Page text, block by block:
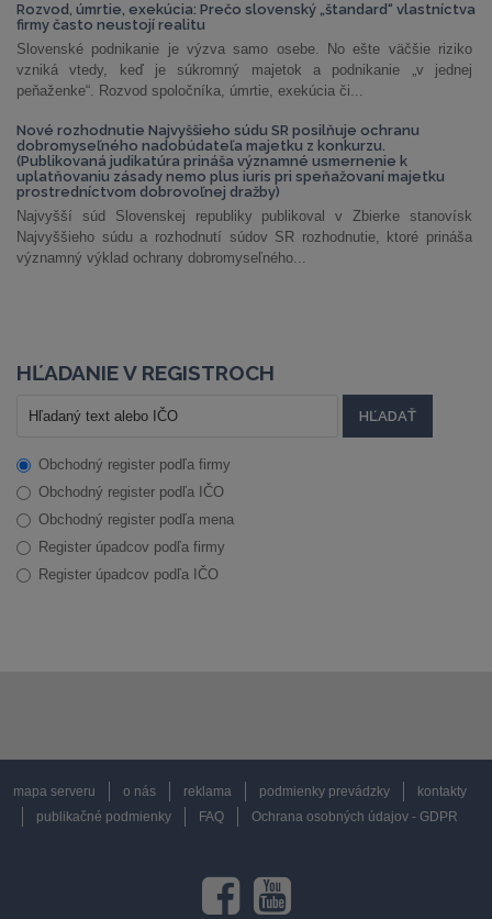
Rozvod, úmrtie, exekúcia: Prečo slovenský „štandard“ vlastníctva
firmy často neustojí realitu
Slovenské podnikanie je výzva samo osebe. No ešte väčšie riziko
vzniká vtedy, keď je súkromný majetok a podnikanie „v jednej
peňaženke“. Rozvod spoločníka, úmrtie, exekúcia či...
Nové rozhodnutie Najvyššieho súdu SR posilňuje ochranu
dobromyseľného nadobúdateľa majetku z konkurzu.
(Publikovaná judikatúra prináša významné usmernenie k
uplatňovaniu zásady nemo plus iuris pri speňažovaní majetku
prostredníctvom dobrovoľnej dražby)
Najvyšší súd Slovenskej republiky publikoval v Zbierke stanovísk
Najvyššieho súdu a rozhodnutí súdov SR rozhodnutie, ktoré prináša
významný výklad ochrany dobromyseľného...
HĽADANIE V REGISTROCH
Obchodný register podľa firmy
Obchodný register podľa IČO
Obchodný register podľa mena
Register úpadcov podľa firmy
Register úpadcov podľa IČO
mapa serveru o nás reklama podmienky prevádzky
kontakty
publikačné podmienky
FAQ Ochrana osobných údajov - GDPR